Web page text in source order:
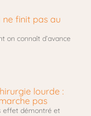
finit pas au
on connaît d’avance
lourde :
pas
effet démontré et